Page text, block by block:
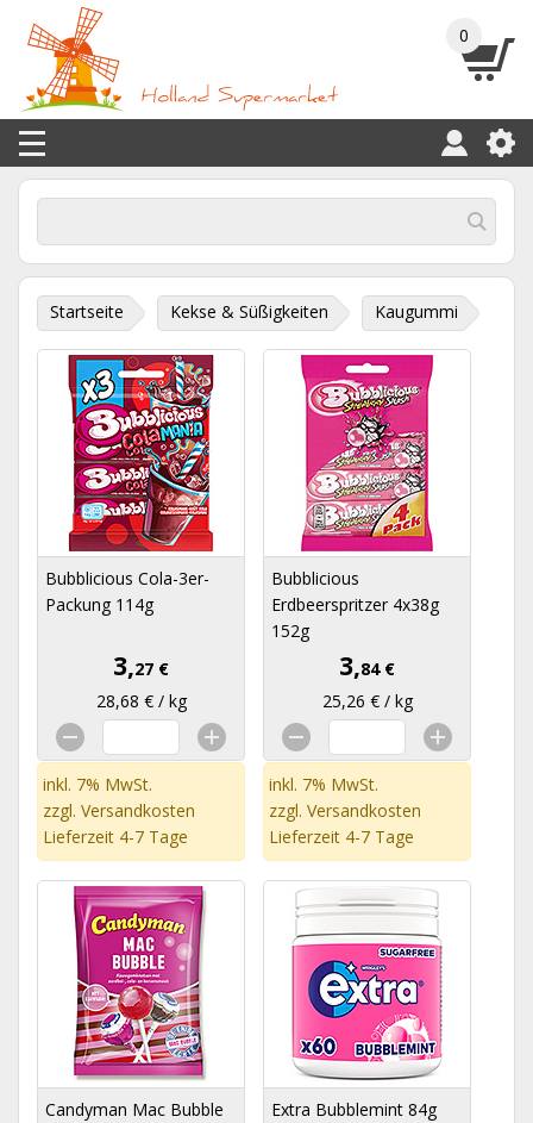
0
Startseite Kekse & Süßigkeiten Kaugummi
Bubblicious Cola-3er-
Packung 114g
3,27 €
28,68 € / kg
inkl. 7% MwSt.
zzgl. Versandkosten
Lieferzeit 4-7 Tage
Bubblicious
Erdbeerspritzer 4x38g
152g
3,84 €
25,26 € / kg
inkl. 7% MwSt.
zzgl. Versandkosten
Lieferzeit 4-7 Tage
Candyman Mac Bubble
Extra Bubblemint 84g